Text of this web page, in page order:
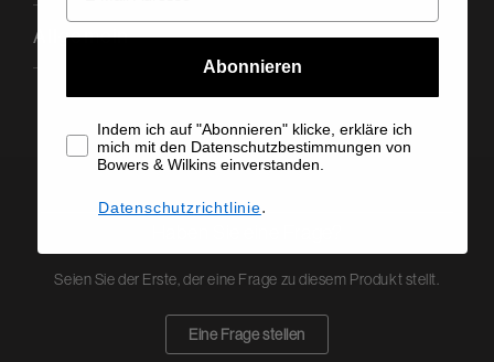
Allgemein
Seien Sie der Erste, der eine Frage zu diesem Produkt stellt.
Eine Frage stellen
Abonnieren
Indem ich auf "Abonnieren" klicke, erkläre ich
mich mit den Datenschutzbestimmungen von
Bowers & Wilkins einverstanden.
Datenschutzrichtlinie.